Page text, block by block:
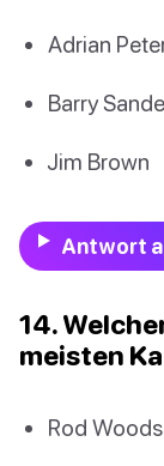
Adrian
Barry
Jim Brown
Antwort
14.
meisten
Rod